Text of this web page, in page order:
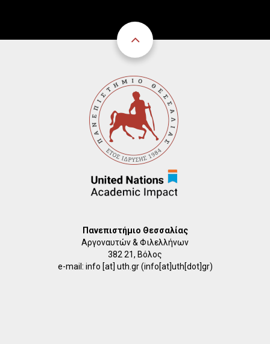
Πανεπιστήμιο Θεσσαλίας
Αργοναυτών & Φιλελλήνων
382 21, Βόλος
e-mail: info [at] uth.gr(info[at]uth[dot]gr)